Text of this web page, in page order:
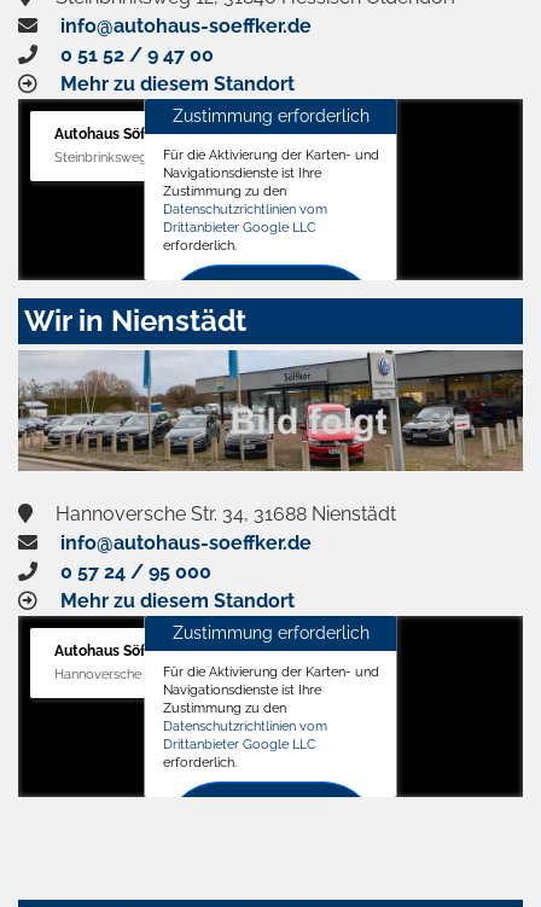
info@autohaus-soeffker.de
0 51 52 / 9 47 00
Mehr zu diesem Standort
Autohaus Söffker GmbH
Steinbrinksweg 12, 31840 Hessisch Oldendorf
Zustimmung erforderlich
Für die Aktivierung der Karten- und
Navigationsdienste ist Ihre
Zustimmung zu den
Datenschutzrichtlinien vom
Drittanbieter Google LLC
erforderlich.
Zustimmen
aktivieren
Wir in Nienstädt
Hannoversche Str. 34, 31688 Nienstädt
info@autohaus-soeffker.de
0 57 24 / 95 000
Mehr zu diesem Standort
Autohaus Söffker GmbH
Hannoversche Str. 34, 31688 Nienstädt
Zustimmung erforderlich
Für die Aktivierung der Karten- und
Navigationsdienste ist Ihre
Zustimmung zu den
Datenschutzrichtlinien vom
Drittanbieter Google LLC
erforderlich.